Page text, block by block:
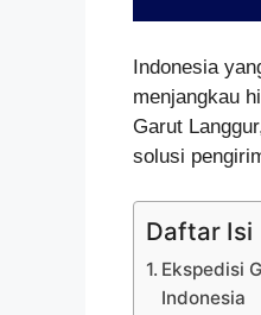
Indonesia
menjangkau
Garut
solusi
Daftar Isi
Ekspedisi
Indonesia